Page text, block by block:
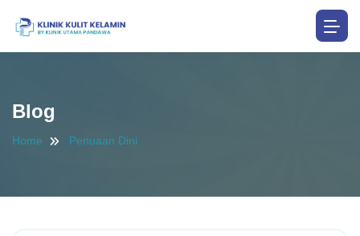
Blog
Home Penuaan Dini